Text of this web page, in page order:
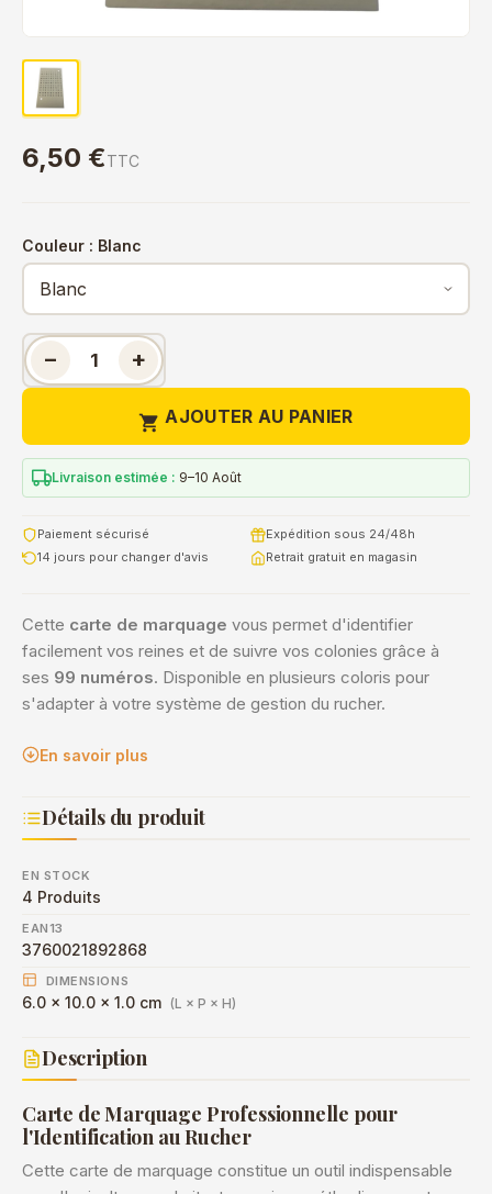
6,50 €TTC
Couleur : Blanc
− +
 AJOUTER AU PANIER
Livraison estimée : 9–10 Août
Paiement sécurisé
Expédition sous 24/48h
14 jours pour changer d'avis
Retrait gratuit en magasin
Cette carte de marquage vous permet d'identifier
facilement vos reines et de suivre vos colonies grâce à
ses 99 numéros. Disponible en plusieurs coloris pour
s'adapter à votre système de gestion du rucher.
En savoir plus
Détails du produit
EN STOCK
4 Produits
EAN13
3760021892868
DIMENSIONS
6.0 × 10.0 × 1.0 cm (L × P × H)
Description
Carte de Marquage Professionnelle pour
l'Identification au Rucher
Cette carte de marquage constitue un outil indispensable